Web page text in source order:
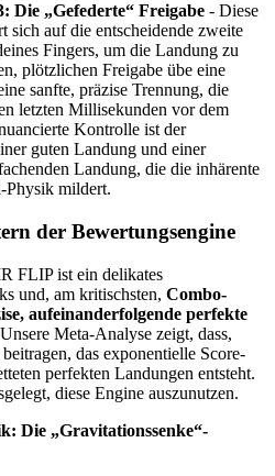
Die „Gefederte“ Freigabe - Diese
sich auf die entscheidende zweite
Fingers, um die Landung zu
plötzlichen Freigabe übe eine
sanfte, präzise Trennung, die
letzten Millisekunden vor dem
Kontrolle ist der
guten Landung und einer
Landung, die die inhärente
mildert.
der Bewertungsengine
FLIP ist ein delikates
und, am kritischsten, Combo-
aufeinanderfolgende perfekte
Meta-Analyse zeigt, dass,
das exponentielle Score-
perfekten Landungen entsteht.
diese Engine auszunutzen.
Die „Gravitationssenke“-